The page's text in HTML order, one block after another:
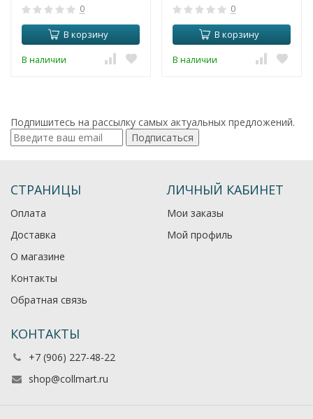
0
В корзину
В наличии
0
В корзину
В наличии
Подпишитесь на рассылку самых актуальных предложений.
Подписаться
СТРАНИЦЫ
Оплата
Доставка
О магазине
Контакты
Обратная связь
ЛИЧНЫЙ КАБИНЕТ
Мои заказы
Мой профиль
КОНТАКТЫ
+7 (906) 227-48-22
shop@collmart.ru